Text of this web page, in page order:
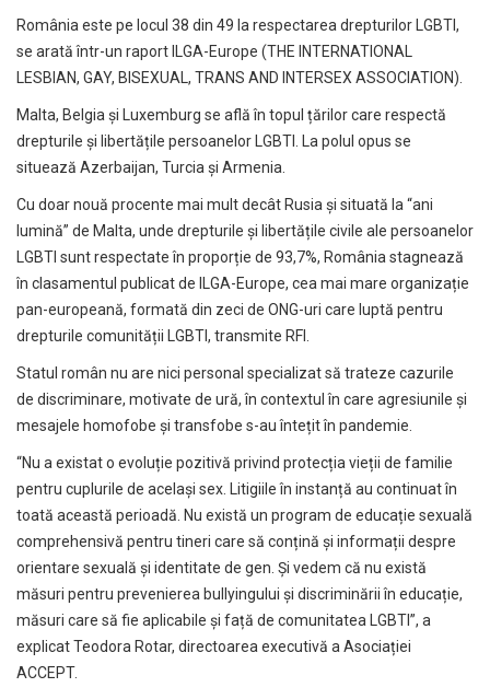
România este pe locul 38 din 49 la respectarea drepturilor LGBTI,
se arată într-un raport ILGA-Europe (THE INTERNATIONAL
LESBIAN, GAY, BISEXUAL, TRANS AND INTERSEX ASSOCIATION).
Malta, Belgia și Luxemburg se află în topul țărilor care respectă
drepturile și libertățile persoanelor LGBTI. La polul opus se
situează Azerbaijan, Turcia și Armenia.
Cu doar nouă procente mai mult decât Rusia și situată la “ani
lumină” de Malta, unde drepturile și libertățile civile ale persoanelor
LGBTI sunt respectate în proporție de 93,7%, România stagnează
în clasamentul publicat de ILGA-Europe, cea mai mare organizație
pan-europeană, formată din zeci de ONG-uri care luptă pentru
drepturile comunității LGBTI, transmite RFI
Statul român nu are nici personal specializat să trateze cazurile
de discriminare, motivate de ură, în contextul în care agresiunile și
mesajele homofobe și transfobe s-au întețit în pandemie.
“Nu a existat o evoluție pozitivă privind protecția vieții de familie
pentru cuplurile de același sex. Litigiile în instanță au continuat în
toată această perioadă. Nu există un program de educație sexuală
comprehensivă pentru tineri care să conțină și informații despre
orientare sexuală și identitate de gen. Și vedem că nu există
măsuri pentru prevenierea bullyingului și discriminării în educație,
măsuri care să fie aplicabile și față de comunitatea LGBTI”, a
explicat Teodora Rotar, directoarea executivă a Asociației
ACCEPT.